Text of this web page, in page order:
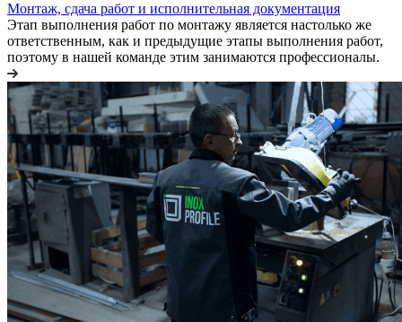
Монтаж, сдача работ и исполнительная документация
Этап выполнения работ по монтажу является настолько же
ответственным, как и предыдущие этапы выполнения работ,
поэтому в нашей команде этим занимаются профессионалы.